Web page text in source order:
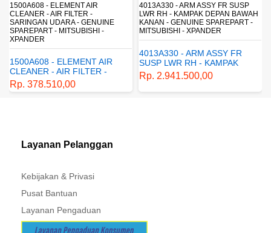
4013A330 - ARM ASSY FR SUSP
LWR RH - KAMPAK DEPAN BAWAH
KANAN - GENUINE SPAREPART -
MITSUBISHI - XPANDER
SUSP LWR RH - KAMPAK
DEPAN BAWAH KANAN -
GENUINE SPAREPART -
MITSUBISHI - XPANDER
Rp. 2.941.500,00
4162A413 - SHOCK ABSORBER RR
SUSP - SUSPENSI BELAKANG -
SHOCKBREAKER BELAKANG -
GENUINE SPAREPART -
MITSUBISHI - XPANDER
4162A413 - SHOCK
ABSORBER RR SUSP -
SUSPENSI BELAKANG -
SHOCKBREAKER BELAKANG
Rp. 1.198.800,00
Layanan Pelanggan
Kebijakan & Privasi
Pusat Bantuan
Layanan Pengaduan